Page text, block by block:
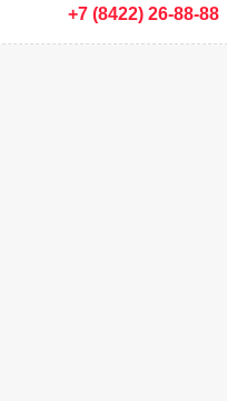
+7 (8422) 26-88-88